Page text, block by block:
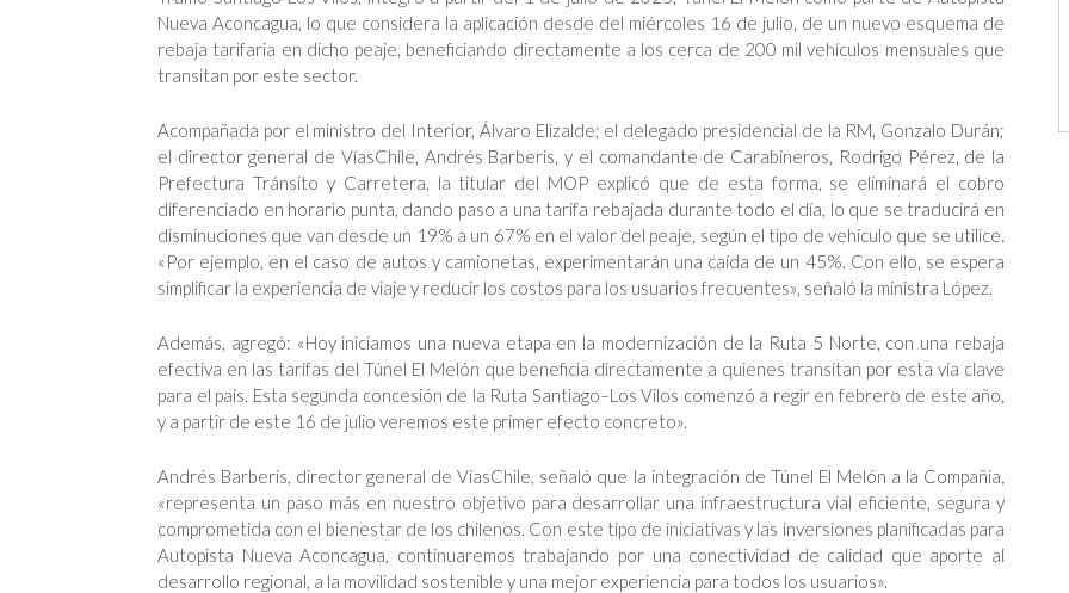
Nueva Aconcagua, lo que considera la aplicación desde del miércoles 16 de julio, de un nuevo esquema de
rebaja tarifaria en dicho peaje, beneficiando directamente a los cerca de 200 mil vehículos mensuales que
transitan por este sector.
Acompañada por el ministro del Interior, Álvaro Elizalde; el delegado presidencial de la RM, Gonzalo Durán;
el director general de VíasChile, Andrés Barberis, y el comandante de Carabineros, Rodrigo Pérez, de la
Prefectura Tránsito y Carretera, la titular del MOP explicó que de esta forma, se eliminará el cobro
diferenciado en horario punta, dando paso a una tarifa rebajada durante todo el día, lo que se traducirá en
disminuciones que van desde un 19% a un 67% en el valor del peaje, según el tipo de vehículo que se utilice.
«Por ejemplo, en el caso de autos y camionetas, experimentarán una caída de un 45%. Con ello, se espera
simplificar la experiencia de viaje y reducir los costos para los usuarios frecuentes», señaló la ministra López.
Además, agregó: «Hoy iniciamos una nueva etapa en la modernización de la Ruta 5 Norte, con una rebaja
efectiva en las tarifas del Túnel El Melón que beneficia directamente a quienes transitan por esta vía clave
para el país. Esta segunda concesión de la Ruta Santiago–Los Vilos comenzó a regir en febrero de este año,
y a partir de este 16 de julio veremos este primer efecto concreto».
Andrés Barberis, director general de VíasChile, señaló que la integración de Túnel El Melón a la Compañía,
«representa un paso más en nuestro objetivo para desarrollar una infraestructura vial eficiente, segura y
comprometida con el bienestar de los chilenos. Con este tipo de iniciativas y las inversiones planificadas para
Autopista Nueva Aconcagua, continuaremos trabajando por una conectividad de calidad que aporte al
desarrollo regional, a la movilidad sostenible y una mejor experiencia para todos los usuarios».